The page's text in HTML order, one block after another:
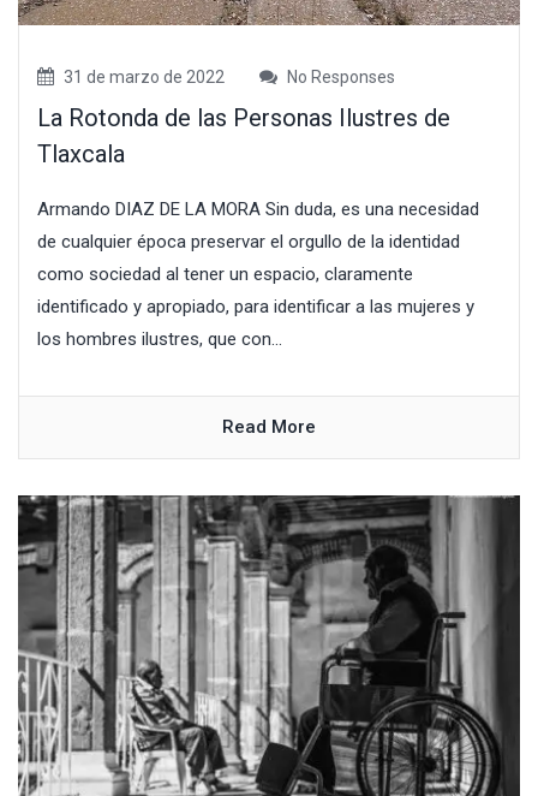
31 de marzo de 2022 No Responses
La Rotonda de las Personas Ilustres de
Tlaxcala
Armando DIAZ DE LA MORA Sin duda, es una necesidad
de cualquier época preservar el orgullo de la identidad
como sociedad al tener un espacio, claramente
identificado y apropiado, para identificar a las mujeres y
los hombres ilustres, que con...
Read More